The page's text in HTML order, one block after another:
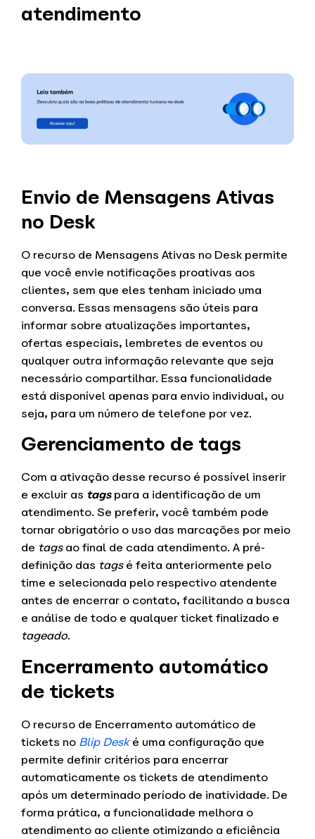
atendimento
Envio de Mensagens Ativas
no Desk
O recurso de Mensagens Ativas no Desk permite
que você envie notificações proativas aos
clientes, sem que eles tenham iniciado uma
conversa. Essas mensagens são úteis para
informar sobre atualizações importantes,
ofertas especiais, lembretes de eventos ou
qualquer outra informação relevante que seja
necessário compartilhar. Essa funcionalidade
está disponível apenas para envio individual, ou
seja, para um número de telefone por vez.
Gerenciamento de tags
Com a ativação desse recurso é possível inserir
e excluir as tagspara a identificação de um
atendimento. Se preferir, você também pode
tornar obrigatório o uso das marcações por meio
de tagsao final de cada atendimento. A pré-
definição das tagsé feita anteriormente pelo
time e selecionada pelo respectivo atendente
antes de encerrar o contato, facilitando a busca
e análise de todo e qualquer ticket finalizado e
tageado.
Encerramento automático
de tickets
O recurso de Encerramento automático de
tickets no Blip Deské uma configuração que
permite definir critérios para encerrar
automaticamente os tickets de atendimento
após um determinado período de inatividade. De
forma prática, a funcionalidade melhora o
atendimento ao cliente otimizando a eficiência